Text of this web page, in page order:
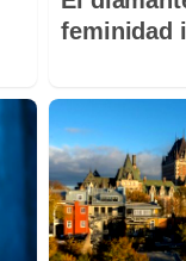
feminidad